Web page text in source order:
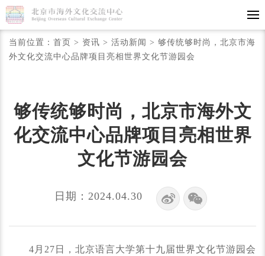
当前位置： 首页 > 资讯 > 活动新闻 > 够传统够时尚，北京市海
外文化交流中心品牌项目亮相世界文化节游园会
够传统够时尚，北京市海外文
化交流中心品牌项目亮相世界
文化节游园会
日期：2024.04.30
4月27日，北京语言大学第十九届世界文化节游园会